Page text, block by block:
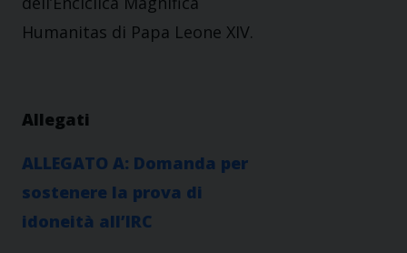
Humanitas di Papa Leone XIV.
Allegati
ALLEGATO A: Domanda per
sostenere la prova di
idoneità all’IRC